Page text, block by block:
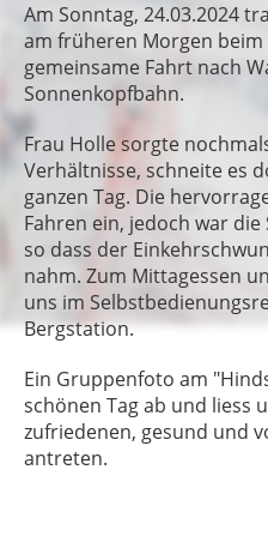
Am Sonntag, 24.03.2024
am früheren Morgen
gemeinsame Fahrt nach
Sonnenkopfbahn.
Frau Holle sorgte
Verhältnisse, schneite es
ganzen Tag. Die
Fahren ein, jedoch war
so dass der
nahm. Zum Mittagessen
uns im
Bergstation.
Ein Gruppenfoto am
schönen Tag ab und liess
zufriedenen, gesund und
antreten.